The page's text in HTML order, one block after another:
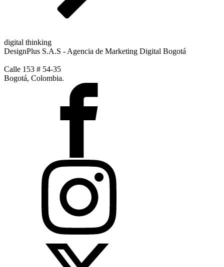
digital thinking
DesignPlus S.A.S - Agencia de Marketing Digital Bogotá
Calle 153 # 54-35
Bogotá, Colombia.